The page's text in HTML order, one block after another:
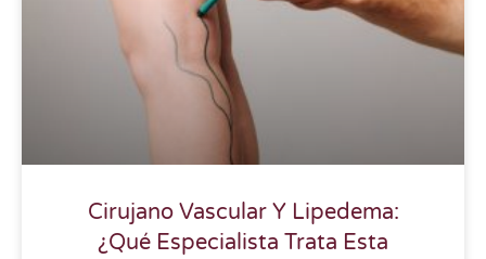
Cirujano Vascular Y Lipedema:
¿Qué Especialista Trata Esta